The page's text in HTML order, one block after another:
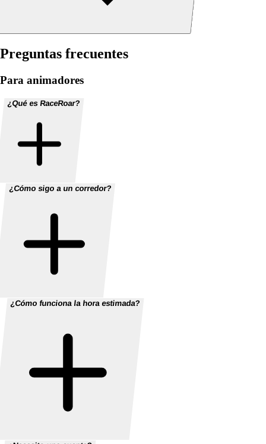
Preguntas frecuentes
Para animadores
¿Qué es RaceRoar?
¿Cómo sigo a un corredor?
¿Cómo funciona la hora estimada?